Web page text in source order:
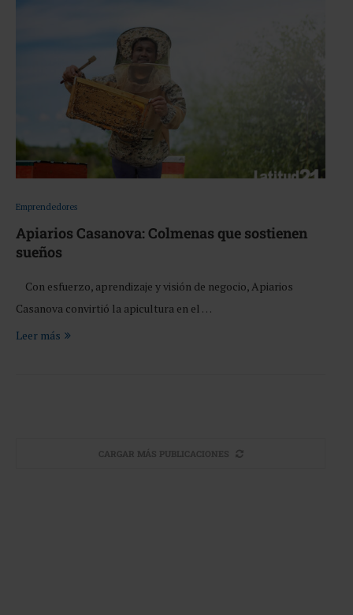
Emprendedores
Apiarios Casanova: Colmenas que sostienen
sueños
Con esfuerzo, aprendizaje y visión de negocio, Apiarios
Casanova convirtió la apicultura en el …
Leer más
CARGAR MÁS PUBLICACIONES